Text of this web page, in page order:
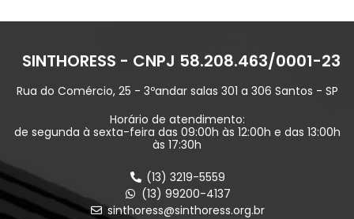
SINTHORESS - CNPJ 58.208.463/0001-23
Rua do Comércio, 25 - 3ºandar salas 301 a 306 Santos - SP
Horário de atendimento:
de segunda à sexta-feira das 09:00h às 12:00h e das 13:00h
às 17:30h
(13) 3219-5559
(13) 99200-4137
sinthoress@sinthoress.org.br